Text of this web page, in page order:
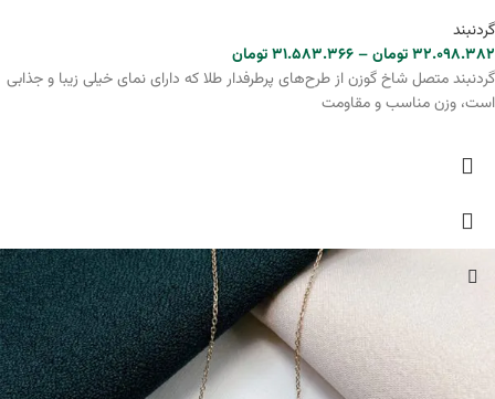
گردنبند
۳۲.۰۹۸.۳۸۲تومان–۳۱.۵۸۳.۳۶۶تومان
گردنبند متصل شاخ گوزن از طرح‌های پرطرفدار طلا که دارای نمای خیلی زیبا و جذابی
است، وزن مناسب و مقاومت